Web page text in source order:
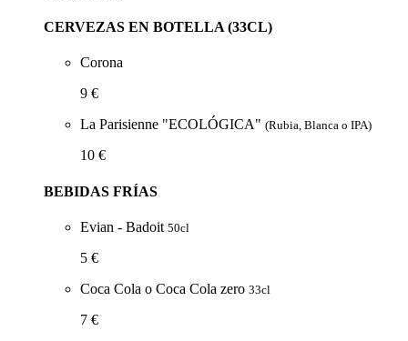
CERVEZAS EN BOTELLA (33CL)
Corona
9 €
La Parisienne "ECOLÓGICA" (Rubia, Blanca o IPA)
10 €
BEBIDAS FRÍAS
Evian - Badoit 50cl
5 €
Coca Cola o Coca Cola zero 33cl
7 €